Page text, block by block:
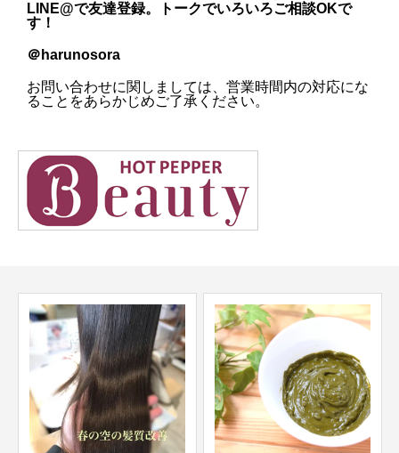
LINE@で友達登録。トークでいろいろご相談OKで
す！
＠harunosora
お問い合わせに関しましては、営業時間内の対応にな
ることをあらかじめご了承ください。